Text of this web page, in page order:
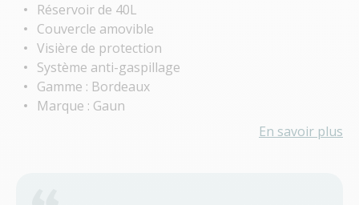
Réservoir de 40L
Couvercle amovible
Visière de protection
Système anti-gaspillage
Gamme : Bordeaux
Marque : Gaun
En savoir plus